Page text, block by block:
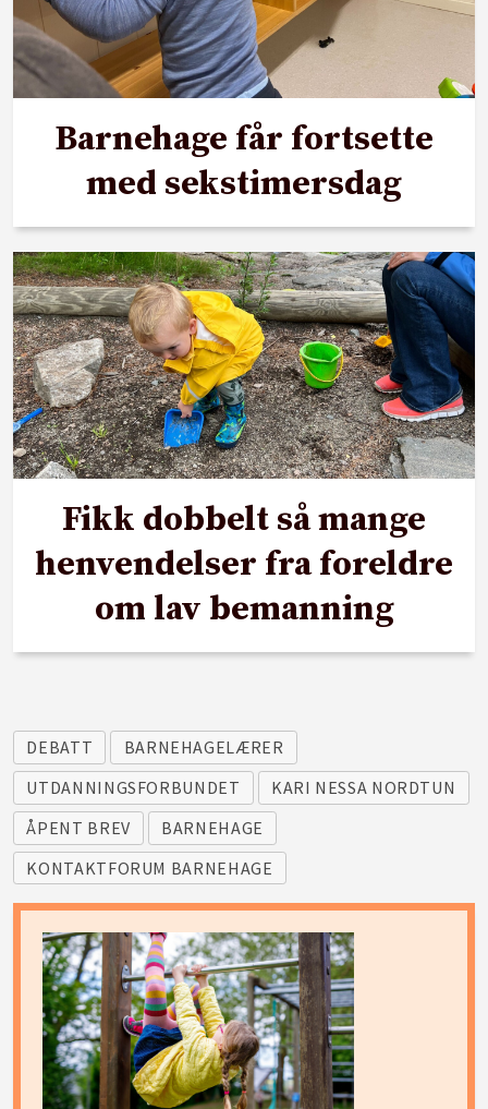
Barnehage får fortsette
med sekstimersdag
Fikk dobbelt så mange
henvendelser fra foreldre
om lav bemanning
DEBATT
BARNEHAGELÆRER
UTDANNINGSFORBUNDET
KARI NESSA NORDTUN
ÅPENT BREV
BARNEHAGE
KONTAKTFORUM BARNEHAGE